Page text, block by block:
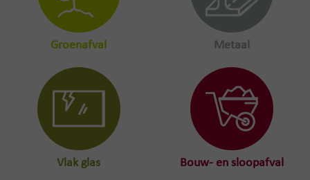
Groenafval Metaal
Vlak glas Bouw- en sloopafval